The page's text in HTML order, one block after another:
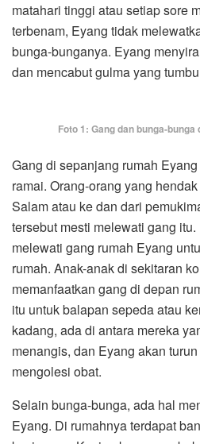
matahari tinggi atau setiap sore
terbenam, Eyang tidak
bunga-bunganya. Eyang
dan mencabut gulma yang
Foto 1: Gang dan bunga-
Gang di sepanjang rumah
ramai. Orang-orang yang
Salam atau ke dan dari
tersebut mesti melewati gang
melewati gang rumah Eyang
rumah. Anak-anak di sekitaran
memanfaatkan gang di depan
itu untuk balapan sepeda atau
kadang, ada di antara mereka
menangis, dan Eyang akan
mengolesi obat.
Selain bunga-bunga, ada hal
Eyang. Di rumahnya terdapat